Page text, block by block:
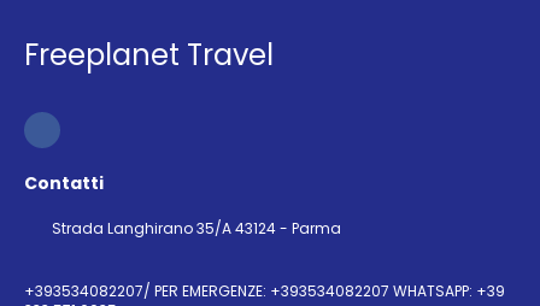
Freeplanet Travel
Contatti
Strada Langhirano 35/A 43124 - Parma
+393534082207/ PER EMERGENZE: +393534082207 WHATSAPP: +39